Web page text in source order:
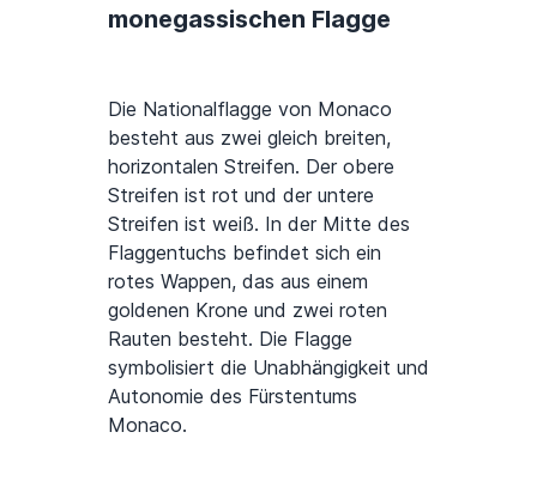
monegassischen Flagge
Die Nationalflagge von Monaco
besteht aus zwei gleich breiten,
horizontalen Streifen. Der obere
Streifen ist rot und der untere
Streifen ist weiß. In der Mitte des
Flaggentuchs befindet sich ein
rotes Wappen, das aus einem
goldenen Krone und zwei roten
Rauten besteht. Die Flagge
symbolisiert die Unabhängigkeit und
Autonomie des Fürstentums
Monaco.